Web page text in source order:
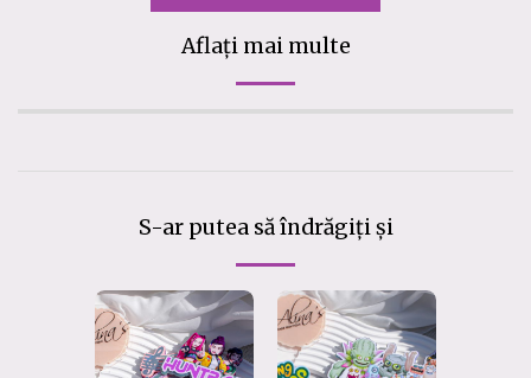
Aflați mai multe
S-ar putea să îndrăgiți și